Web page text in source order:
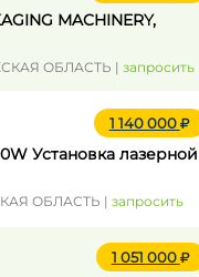
MACHINERY,
ОБЛАСТЬ | запросить
1 140 000
Установка лазерной
ОБЛАСТЬ | запросить
1 051 000